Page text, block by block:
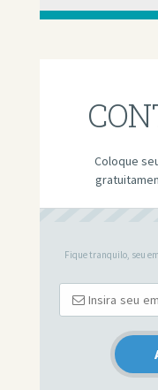
Coloque
Fique tranquilo, seu